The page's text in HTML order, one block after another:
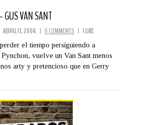
GUS VAN SANT
ABRIL 17, 2004 | 0 COMMENTS | 1 LIKE
el tiempo persiguiendo a
vuelve un Van Sant menos
arty y pretencioso que en Gerry